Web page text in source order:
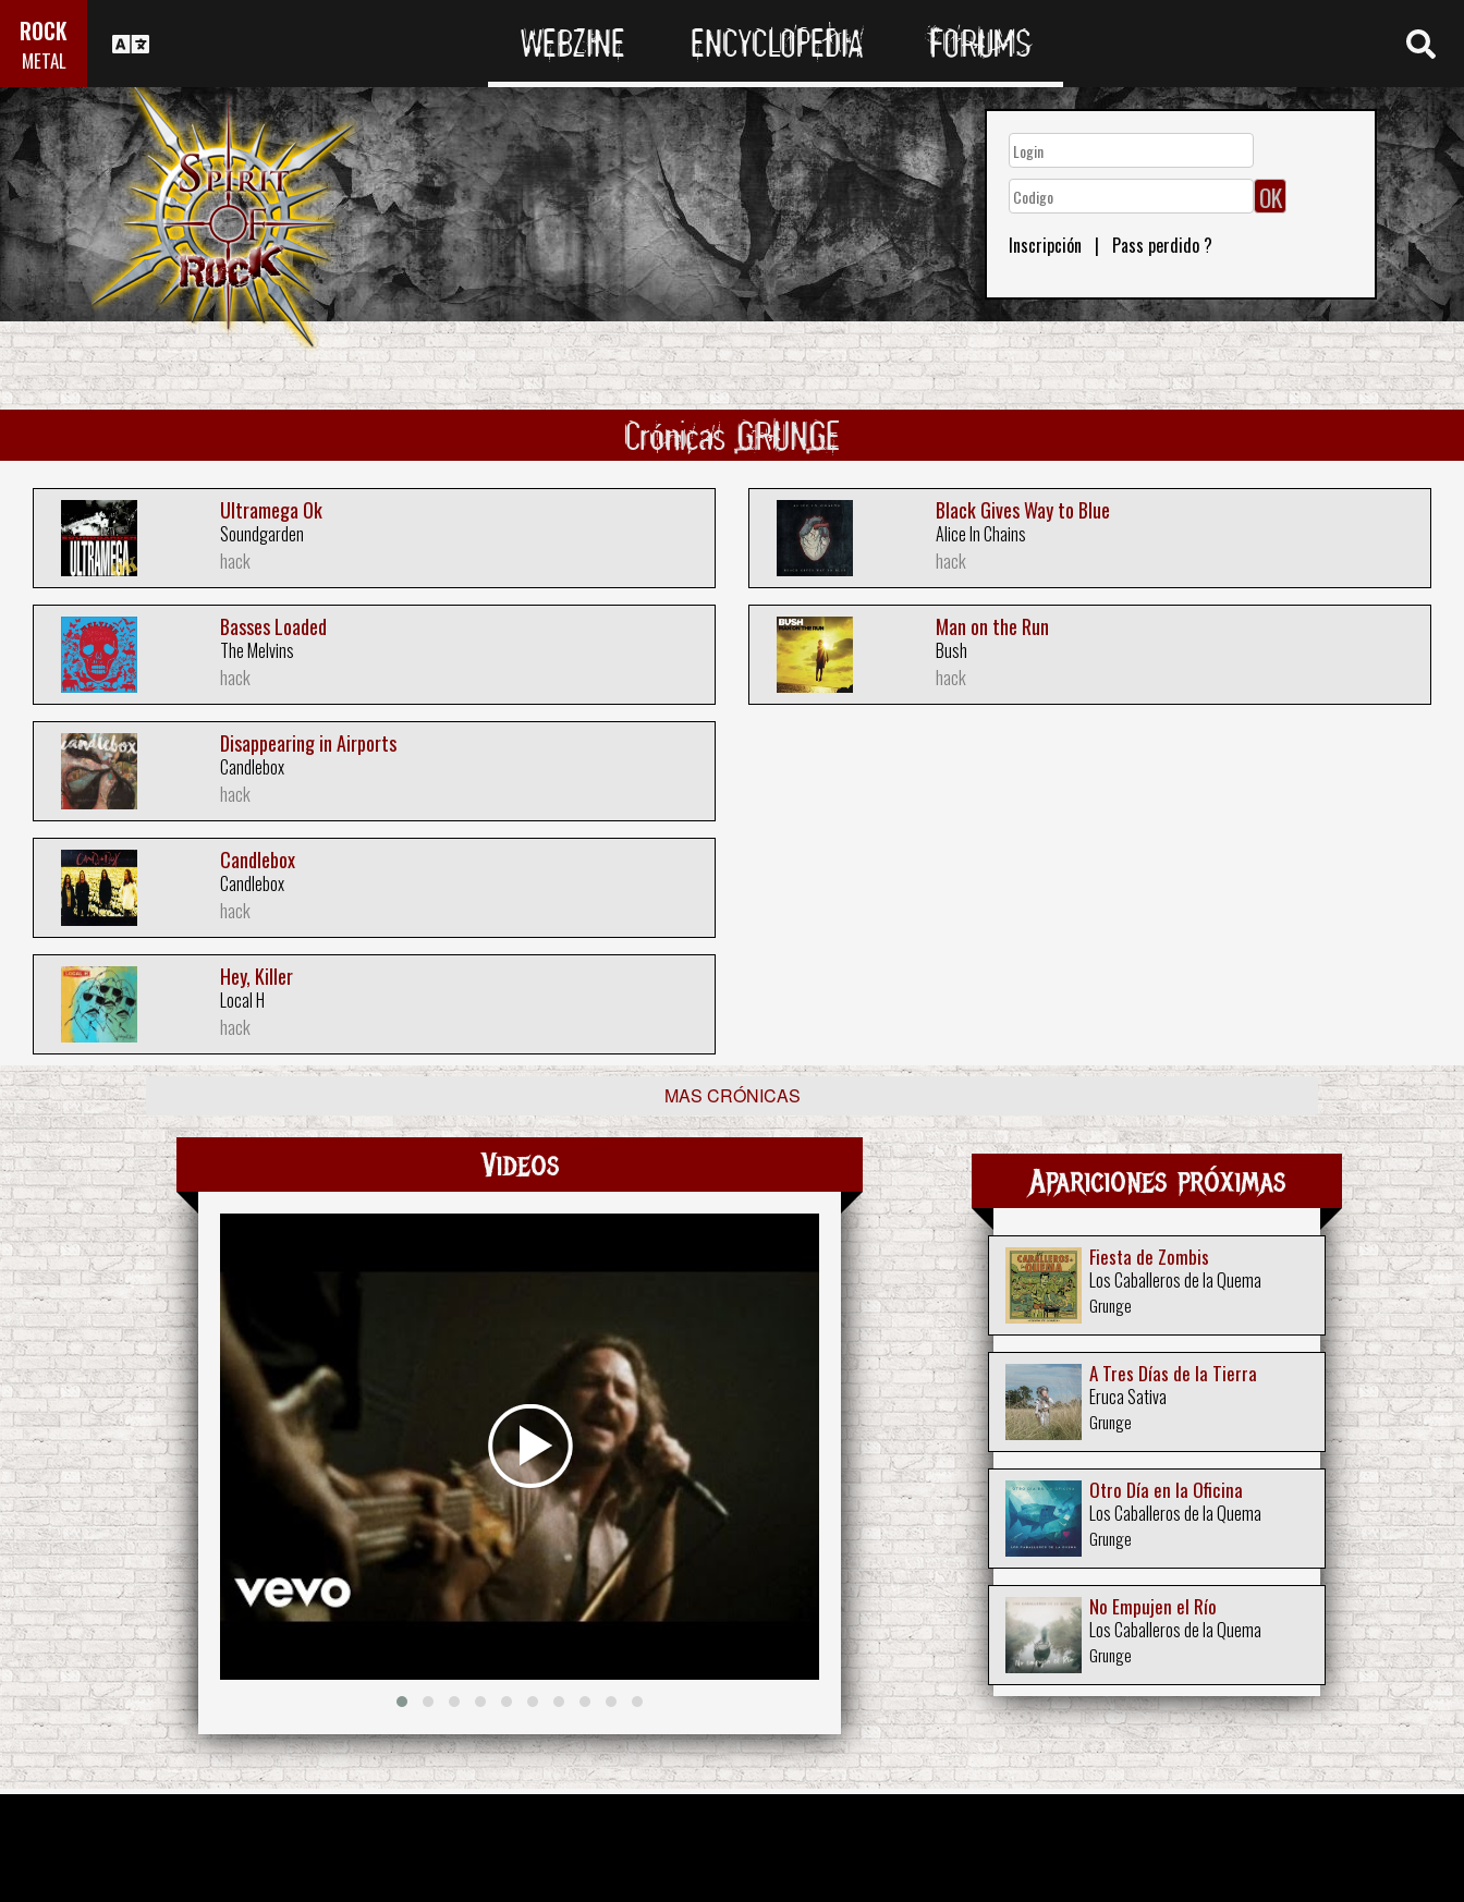
ROCK
METAL WEBZINE ENCYCLOPEDIA FORUMS
Inscripción | Pass perdido ?
Crónicas GRUNGE
Ultramega Ok
Soundgarden
hack
Basses Loaded
The Melvins
hack
Disappearing in Airports
Candlebox
hack
Candlebox
Candlebox
hack
Hey, Killer
Local H
hack
Black Gives Way to Blue
Alice In Chains
hack
Man on the Run
Bush
hack
MAS CRÓNICAS
Videos Apariciones próximas
Fiesta de Zombis
Los Caballeros de la Quema
Grunge
A Tres Días de la Tierra
Eruca Sativa
Grunge
Otro Día en la Oficina
Los Caballeros de la Quema
Grunge
No Empujen el Río
Los Caballeros de la Quema
Grunge